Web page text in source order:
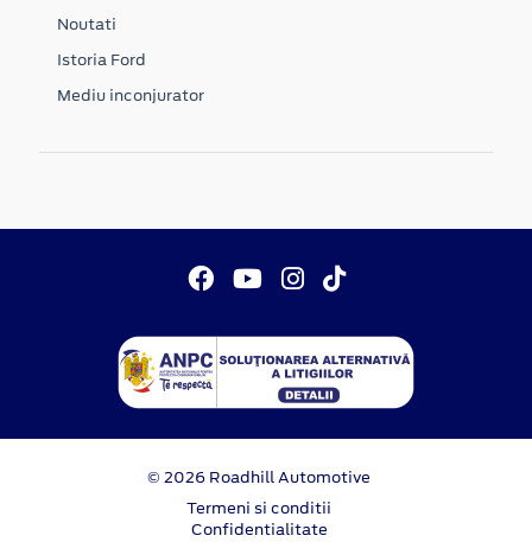
Noutati
Istoria Ford
Mediu inconjurator
© 2026 Roadhill Automotive
Termeni si conditii
Confidentialitate